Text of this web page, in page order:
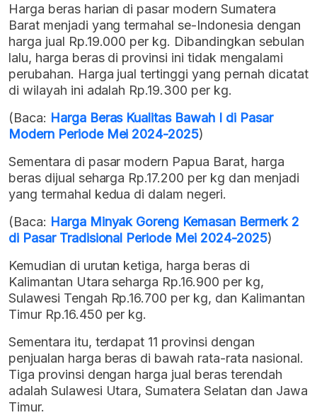
Harga beras harian di pasar modern Sumatera
Barat menjadi yang termahal se-Indonesia dengan
harga jual Rp.19.000 per kg. Dibandingkan sebulan
lalu, harga beras di provinsi ini tidak mengalami
perubahan. Harga jual tertinggi yang pernah dicatat
di wilayah ini adalah Rp.19.300 per kg.
(Baca: Harga Beras Kualitas Bawah I di Pasar
Modern Periode Mei 2024-2025)
Sementara di pasar modern Papua Barat, harga
beras dijual seharga Rp.17.200 per kg dan menjadi
yang termahal kedua di dalam negeri.
(Baca: Harga Minyak Goreng Kemasan Bermerk 2
di Pasar Tradisional Periode Mei 2024-2025)
Kemudian di urutan ketiga, harga beras di
Kalimantan Utara seharga Rp.16.900 per kg,
Sulawesi Tengah Rp.16.700 per kg, dan Kalimantan
Timur Rp.16.450 per kg.
Sementara itu, terdapat 11 provinsi dengan
penjualan harga beras di bawah rata-rata nasional.
Tiga provinsi dengan harga jual beras terendah
adalah Sulawesi Utara, Sumatera Selatan dan Jawa
Timur.